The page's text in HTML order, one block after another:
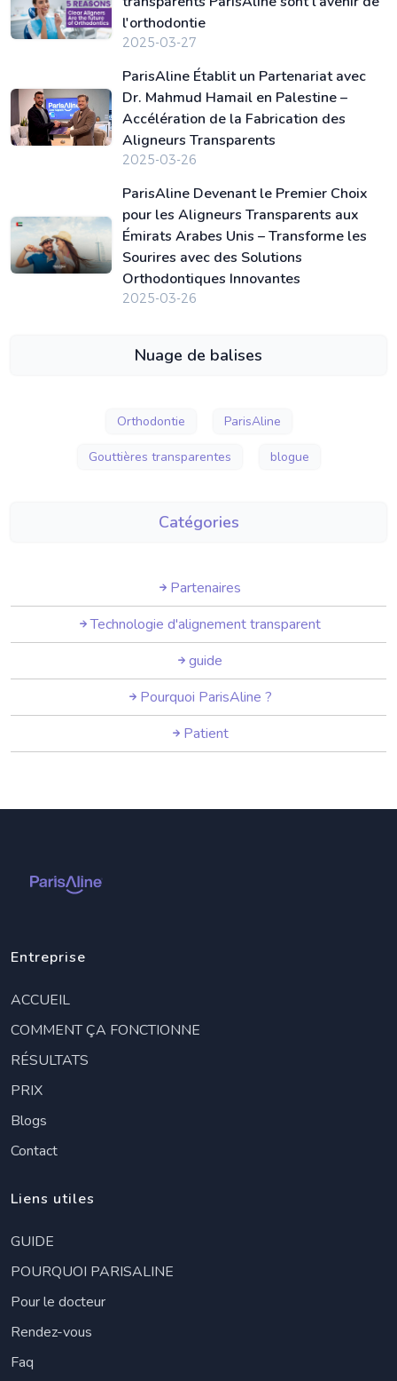
l'orthodontie
2025-03-27
ParisAline Établit un Partenariat avec
Dr. Mahmud Hamail en Palestine –
Accélération de la Fabrication des
Aligneurs Transparents
2025-03-26
ParisAline Devenant le Premier Choix
pour les Aligneurs Transparents aux
Émirats Arabes Unis – Transforme les
Sourires avec des Solutions
Orthodontiques Innovantes
2025-03-26
Nuage de balises
Orthodontie ParisAline
Gouttières transparentes blogue
Catégories
Partenaires
Technologie d'alignement transparent
guide
Pourquoi ParisAline ?
Patient
Entreprise
ACCUEIL
COMMENT ÇA FONCTIONNE
RÉSULTATS
PRIX
Blogs
Contact
Liens utiles
GUIDE
POURQUOI PARISALINE
Pour le docteur
Rendez-vous
Faq